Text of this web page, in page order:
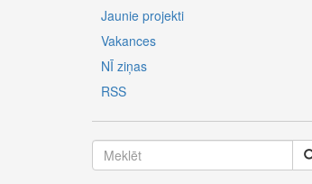
Jaunie projekti
Vakances
NĪ ziņas
RSS